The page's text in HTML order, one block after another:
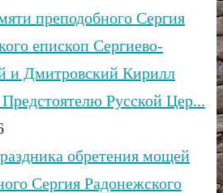
преподобного Сергия
епископ Сергиево-
и Дмитровский Кирилл
Русской Цер...
обретения мощей
Сергия Радонежского